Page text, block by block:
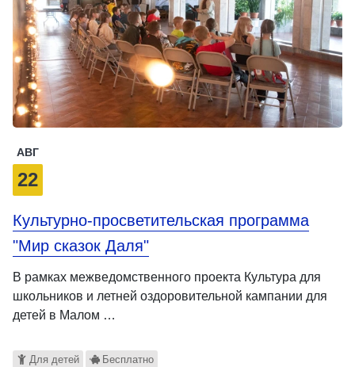
АВГ
22
Культурно-просветительская программа
"Мир сказок Даля"
В рамках межведомственного проекта Культура для
школьников и летней оздоровительной кампании для
детей в Малом …
Для детей Бесплатно